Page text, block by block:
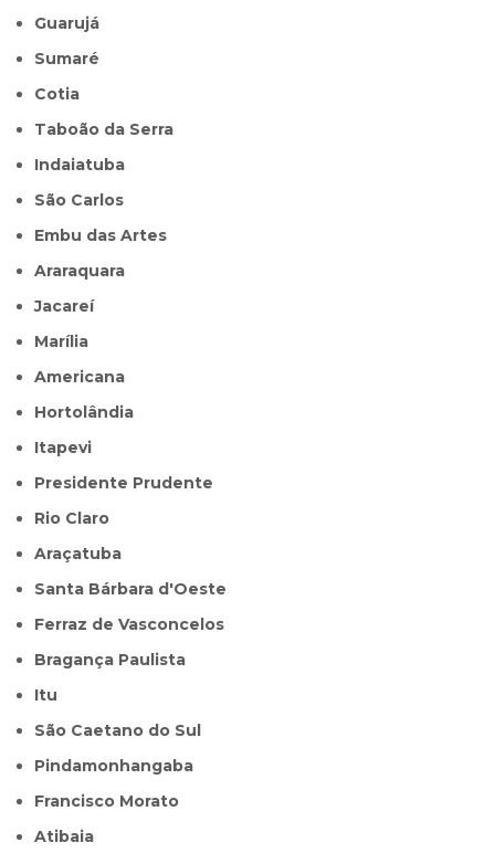
Guarujá
Sumaré
Cotia
Taboão da Serra
Indaiatuba
São Carlos
Embu das Artes
Araraquara
Jacareí
Marília
Americana
Hortolândia
Itapevi
Presidente Prudente
Rio Claro
Araçatuba
Santa Bárbara d'Oeste
Ferraz de Vasconcelos
Bragança Paulista
Itu
São Caetano do Sul
Pindamonhangaba
Francisco Morato
Atibaia